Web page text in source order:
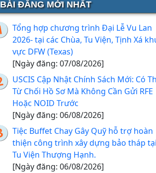
BÀI ĐĂNG MỚI NHẤT
Tổng hợp chương trình Đại Lễ Vu Lan
2026- tại các Chùa, Tu Viện, Tịnh Xá
vực DFW (Texas)
[Ngày đăng: 07/08/2026]
USCIS Cập Nhật Chính Sách Mới: Có
Từ Chối Hồ Sơ Mà Không Cần Gửi RFE
Hoặc NOID Trước
[Ngày đăng: 06/08/2026]
Tiệc Buffet Chay Gây Quỹ hỗ trợ hoàn
thiện công trình xây dựng bảo tháp tại
Tu Viện Thượng Hạnh.
[Ngày đăng: 06/08/2026]